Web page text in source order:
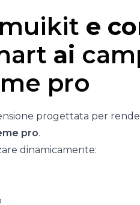
e
ai
pro
progettata per
pro.
dinamicamente: